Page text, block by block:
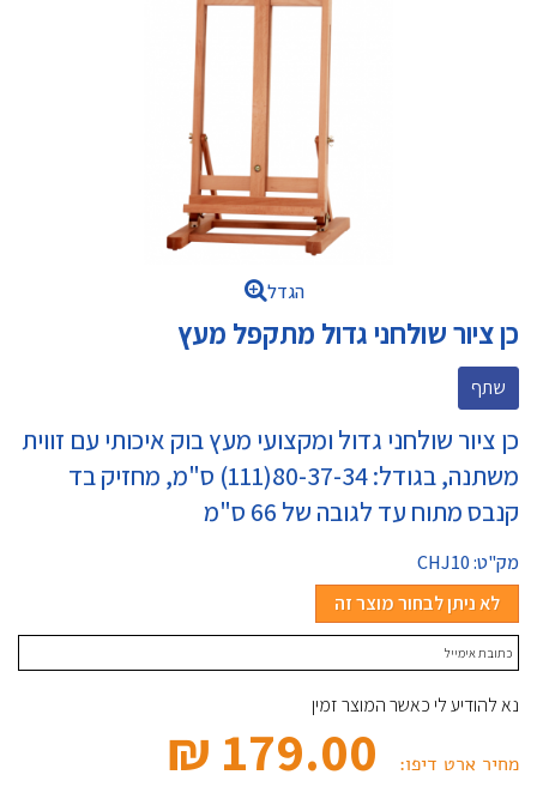
הגדל
כן ציור שולחני גדול מתקפל מעץ
שתף
כן ציור שולחני גדול ומקצועי מעץ בוק איכותי עם זווית
משתנה, בגודל: 80-37-34(111) ס"מ, מחזיק בד
קנבס מתוח עד לגובה של 66 ס"מ
מק"ט:CHJ10
לא ניתן לבחור מוצר זה
נא להודיע לי כאשר המוצר זמין
מחיר ארט דיפו: 179.00 ₪‎